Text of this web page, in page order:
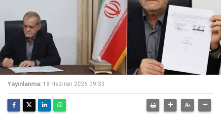
Yayınlanma: 18 Haziran 2026 09:33